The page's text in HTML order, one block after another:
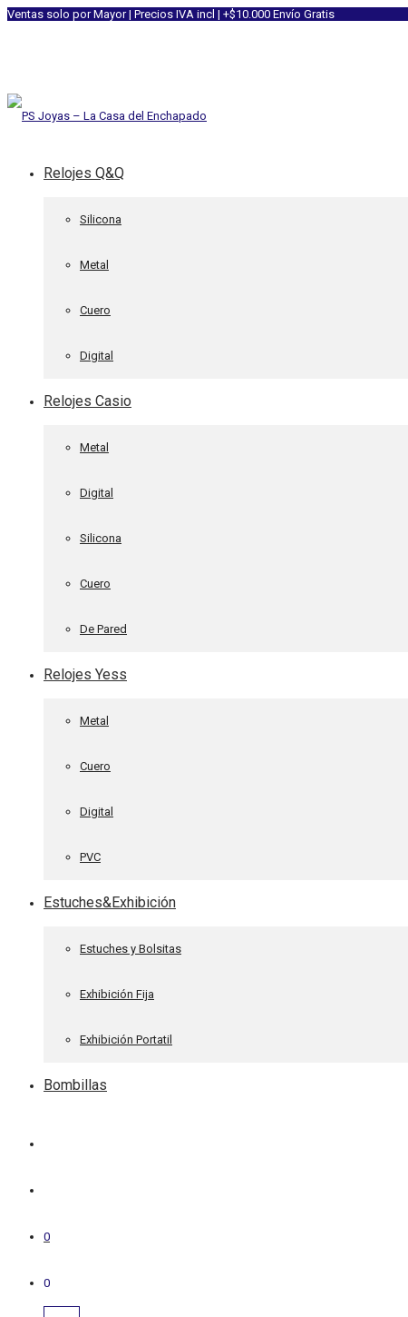
Ventas solo por Mayor | Precios IVA incl | +$10.000 Envío Gratis
Relojes Q&Q
Silicona
Metal
Cuero
Digital
Relojes Casio
Metal
Digital
Silicona
Cuero
De Pared
Relojes Yess
Metal
Cuero
Digital
PVC
Estuches&Exhibición
Estuches y Bolsitas
Exhibición Fija
Exhibición Portatil
Bombillas
0
0